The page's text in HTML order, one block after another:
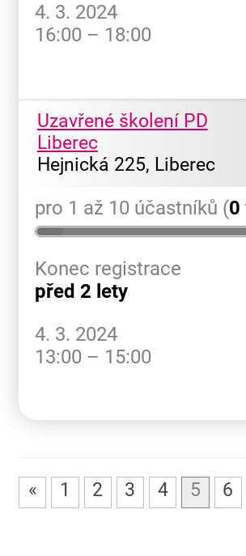
4. 3. 2024
16:00 – 18:00
Uzavřené školení PD
Liberec
Hejnická 225, Liberec
pro 1 až 10 účastníků (0
Konec registrace
před 2 lety
4. 3. 2024
13:00 – 15:00
« 1 2 3 4 5 6